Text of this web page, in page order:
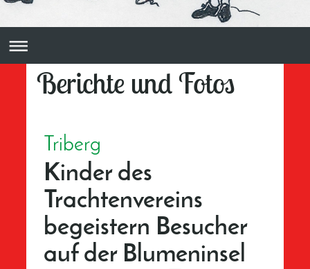
Berichte und Fotos
Triberg
Kinder des
Trachtenvereins
begeistern Besucher
auf der Blumeninsel